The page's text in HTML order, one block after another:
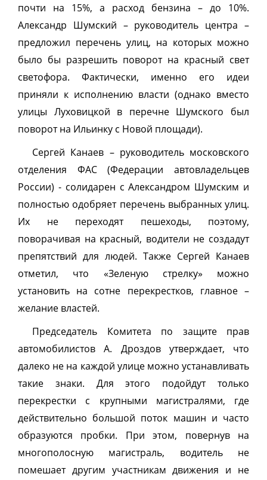
почти на 15%, а расход бензина – до 10%.
Александр Шумский – руководитель центра –
предложил перечень улиц, на которых можно
было бы разрешить поворот на красный свет
светофора. Фактически, именно его идеи
приняли к исполнению власти (однако вместо
улицы Луховицкой в перечне Шумского был
поворот на Ильинку с Новой площади).
Сергей Канаев – руководитель московского
отделения ФАС (Федерации автовладельцев
России) - солидарен с Александром Шумским и
полностью одобряет перечень выбранных улиц.
Их не переходят пешеходы, поэтому,
поворачивая на красный, водители не создадут
препятствий для людей. Также Сергей Канаев
отметил, что «Зеленую стрелку» можно
установить на сотне перекрестков, главное –
желание властей.
Председатель Комитета по защите прав
автомобилистов А. Дроздов утверждает, что
далеко не на каждой улице можно устанавливать
такие знаки. Для этого подойдут только
перекрестки с крупными магистралями, где
действительно большой поток машин и часто
образуются пробки. При этом, повернув на
многополосную магистраль, водитель не
помешает другим участникам движения и не